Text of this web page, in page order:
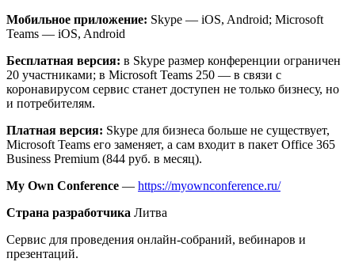
Мобильное приложение: Skype — iOS, Android; Microsoft
Teams — iOS, Android
Бесплатная версия: в Skype размер конференции ограничен
20 участниками; в Microsoft Teams 250 — в связи с
коронавирусом сервис станет доступен не только бизнесу, но
и потребителям.
Платная версия: Skype для бизнеса больше не существует,
Microsoft Teams его заменяет, а сам входит в пакет Office 365
Business Premium (844 руб. в месяц).
My Own Conference — https://myownconference.ru/
Страна разработчика Литва
Сервис для проведения онлайн-собраний, вебинаров и
презентаций.